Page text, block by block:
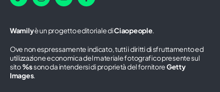
Wamilyè un progetto editoriale diCiaopeople.
Ove non espressamente indicato, tutti i diritti di sfruttamento ed
utilizzazione economica del materiale fotografico presente sul
sito%ssono da intendersi di proprietà del fornitoreGetty
Images.